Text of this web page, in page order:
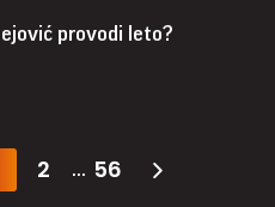
provodi leto?
2 ... 56